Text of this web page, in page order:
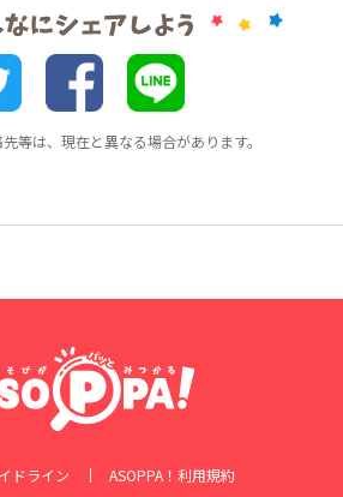
等は、現在と異なる場合があります。
ドライン
ASOPPA！利用規約